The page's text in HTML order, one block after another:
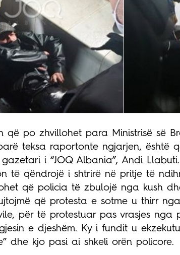
që po zhvillohet para Ministrisë së
teksa raportonte ngjarjen, është
i “JOQ Albania”, Andi
të qëndrojë i shtrirë në pritje të
që policia të zbulojë nga kush
që protesta e sotme u thirr
për të protestuar pas vrasjes
e djeshëm. Ky i fundit u
dhe kjo pasi ai shkeli orën policore.